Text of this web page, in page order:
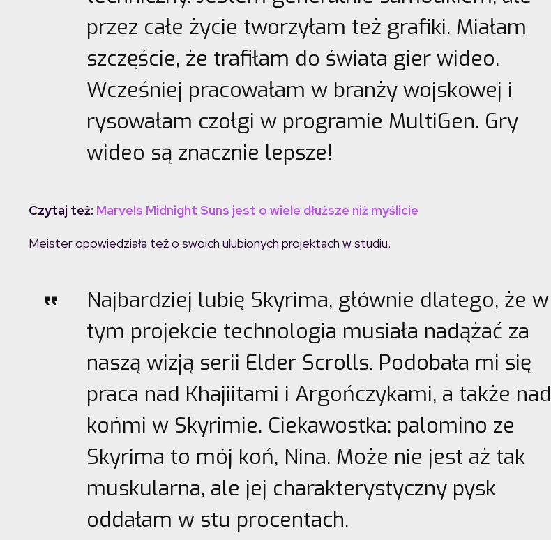
przez całe życie tworzyłam też grafiki. Miałam
szczęście, że trafiłam do świata gier wideo.
Wcześniej pracowałam w branży wojskowej i
rysowałam czołgi w programie MultiGen. Gry
wideo są znacznie lepsze!
Czytaj też: Marvels Midnight Suns jest o wiele dłuższe niż myślicie
Meister opowiedziała też o swoich ulubionych projektach w studiu.
Najbardziej lubię Skyrima, głównie dlatego, że w
tym projekcie technologia musiała nadążać za
naszą wizją serii Elder Scrolls. Podobała mi się
praca nad Khajiitami i Argończykami, a także nad
końmi w Skyrimie. Ciekawostka: palomino ze
Skyrima to mój koń, Nina. Może nie jest aż tak
muskularna, ale jej charakterystyczny pysk
oddałam w stu procentach.